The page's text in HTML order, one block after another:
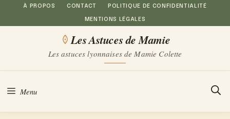
Aller
au
À PROPOS CONTACT POLITIQUE DE CONFIDENTIALITÉ
MENTIONS LÉGALES
Les Astuces de Mamie
Les astuces lyonnaises de Mamie Colette
Menu